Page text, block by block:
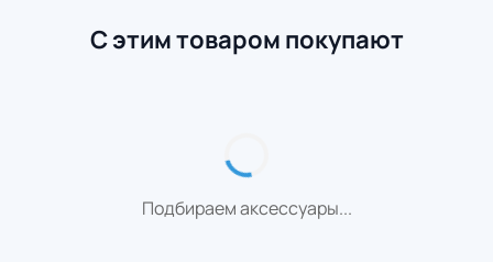
С этим товаром покупают
Подбираем аксессуары...